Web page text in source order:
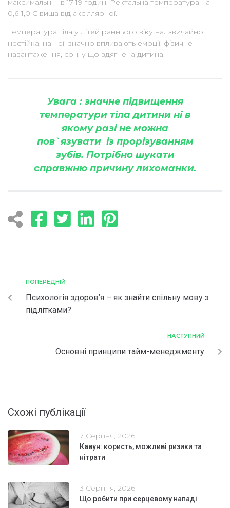
максимальні – в 17-19 годин. Ректальна температура на
0,6-1,0 С вища від аксіллярної.
Температура тіла у дітей раннього віку надзвичайно
нестійка, на неї значно впливають емоції, фізичне
навантаження, сон, у що вдягнена дитина.
Увага : значне підвищення
температури тіла дитини ні в
якому разі не можна
пов`язувати із прорізуванням
зубів. Потрібно шукати
справжню причину лихоманки.
ПОПЕРЕДНІЙ
Психологія здоров’я – як знайти спільну мову з
підлітками?
НАСТУПНИЙ
Основні принципи тайм-менеджменту
Схожі публікації
7 Серпня, 2026
Кавун: користь, можливі ризики та
нітрати
3 Серпня, 2026
Що робити при серцевому нападі